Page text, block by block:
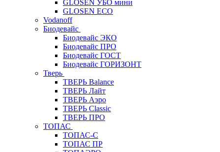
GLOSEN УБО мини
GLOSEN ECO
Vodanoff
Биодевайс
Биодевайс ЭКО
Биодевайс ПРО
Биодевайс ГОСТ
Биодевайс ГОРИЗОНТ
Тверь
ТВЕРЬ Balance
ТВЕРЬ Лайт
ТВЕРЬ Аэро
ТВЕРЬ Classic
ТВЕРЬ ПРО
ТОПАС
ТОПАС-С
ТОПАС ПР